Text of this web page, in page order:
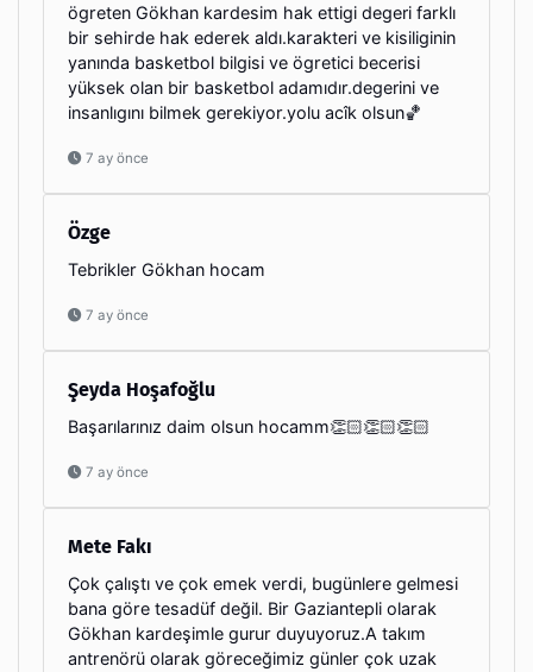
ögreten Gökhan kardesim hak ettigi degeri farklı
bir sehirde hak ederek aldı.karakteri ve kisiliginin
yanında basketbol bilgisi ve ögretici becerisi
yüksek olan bir basketbol adamıdır.degerini ve
insanlıgını bilmek gerekiyor.yolu acîk olsun🏀
7 ay önce
Özge
Tebrikler Gökhan hocam
7 ay önce
Şeyda Hoşafoğlu
Başarılarınız daim olsun hocamm👏🏻👏🏻👏🏻
7 ay önce
Mete Fakı
Çok çalıştı ve çok emek verdi, bugünlere gelmesi
bana göre tesadüf değil. Bir Gaziantepli olarak
Gökhan kardeşimle gurur duyuyoruz.A takım
antrenörü olarak göreceğimiz günler çok uzak